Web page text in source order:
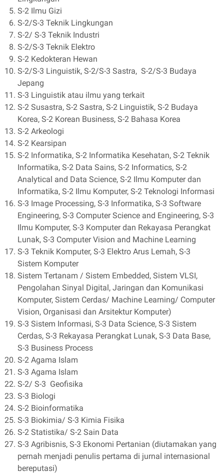
S-2 Ilmu Gizi
S-2/S-3 Teknik Lingkungan
S-2/ S-3 Teknik Industri
S-2/S-3 Teknik Elektro
S-2 Kedokteran Hewan
S-2/S-3 Linguistik, S-2/S-3 Sastra, S-2/S-3 Budaya
Jepang
S-3 Linguistik atau ilmu yang terkait
S-2 Susastra, S-2 Sastra, S-2 Linguistik, S-2 Budaya
Korea, S-2 Korean Business, S-2 Bahasa Korea
S-2 Arkeologi
S-2 Kearsipan
S-2 Informatika, S-2 Informatika Kesehatan, S-2 Teknik
Informatika, S-2 Data Sains, S-2 Informatics, S-2
Analytical and Data Science, S-2 Ilmu Komputer dan
Informatika, S-2 Ilmu Komputer, S-2 Teknologi Informasi
S-3 Image Processing, S-3 Informatika, S-3 Software
Engineering, S-3 Computer Science and Engineering, S-3
Ilmu Komputer, S-3 Komputer dan Rekayasa Perangkat
Lunak, S-3 Computer Vision and Machine Learning
S-3 Teknik Komputer, S-3 Elektro Arus Lemah, S-3
Sistem Komputer
Sistem Tertanam / Sistem Embedded, Sistem VLSI,
Pengolahan Sinyal Digital, Jaringan dan Komunikasi
Komputer, Sistem Cerdas/ Machine Learning/ Computer
Vision, Organisasi dan Arsitektur Komputer)
S-3 Sistem Informasi, S-3 Data Science, S-3 Sistem
Cerdas, S-3 Rekayasa Perangkat Lunak, S-3 Data Base,
S-3 Business Process
S-2 Agama Islam
S-3 Agama Islam
S-2/ S-3 Geofisika
S-3 Biologi
S-2 Bioinformatika
S-3 Biokimia/ S-3 Kimia Fisika
S-2 Statistika/ S-2 Sain Data
S-3 Agribisnis, S-3 Ekonomi Pertanian (diutamakan yang
pernah menjadi penulis pertama di jurnal internasional
bereputasi)